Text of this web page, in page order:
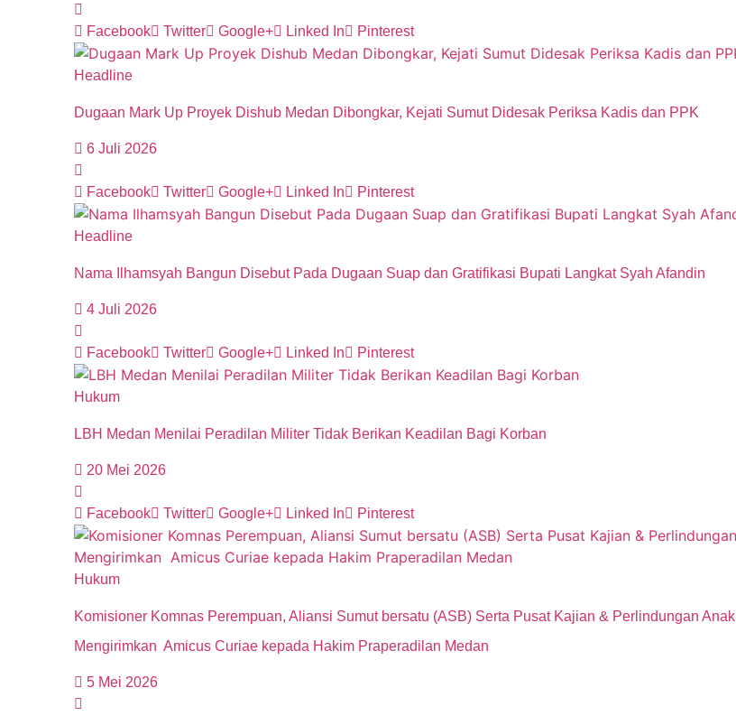
Facebook Twitter Google+ Linked In Pinterest
Headline
Dugaan Mark Up Proyek Dishub Medan Dibongkar, Kejati Sumut Didesak Periksa Kadis dan PPK
6 Juli 2026
Facebook Twitter Google+ Linked In Pinterest
Headline
Nama Ilhamsyah Bangun Disebut Pada Dugaan Suap dan Gratifikasi Bupati Langkat Syah Afandin
4 Juli 2026
Facebook Twitter Google+ Linked In Pinterest
Hukum
LBH Medan Menilai Peradilan Militer Tidak Berikan Keadilan Bagi Korban
20 Mei 2026
Facebook Twitter Google+ Linked In Pinterest
Hukum
Komisioner Komnas Perempuan, Aliansi Sumut bersatu (ASB) Serta Pusat Kajian & Perlindungan Anak
Mengirimkan Amicus Curiae kepada Hakim Praperadilan Medan
5 Mei 2026